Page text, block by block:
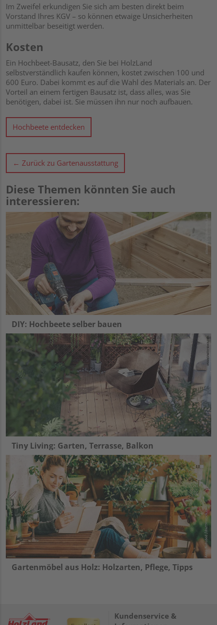
Im Zweifel erkundigen Sie sich am besten direkt beim
Vorstand Ihres KGV – so können etwaige Unsicherheiten
unmittelbar beseitigt werden.
Kosten
Ein Hochbeet-Bausatz, den Sie bei HolzLand
selbstverständlich kaufen können, kostet zwischen 100 und
600 Euro. Dabei kommt es auf die Wahl des Materials an. Der
Vorteil an einem fertigen Bausatz ist, dass alles, was Sie
benötigen, dabei ist. Sie müssen ihn nur noch aufbauen.
Hochbeete entdecken
← Zurück zu Gartenausstattung
Diese Themen könnten Sie auch
interessieren:
DIY: Hochbeete selber bauen
Tiny Living: Garten, Terrasse, Balkon
Gartenmöbel aus Holz: Holzarten, Pflege, Tipps
Kundenservice &